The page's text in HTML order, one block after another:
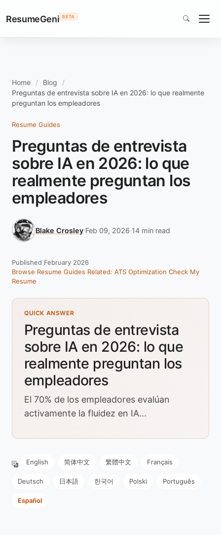
ResumeGeni BETA
Home
Blog
Preguntas de entrevista sobre IA en 2026: lo que realmente
preguntan los empleadores
Resume Guides
Preguntas de entrevista
sobre IA en 2026: lo que
realmente preguntan los
empleadores
Blake Crosley·Feb 09, 2026·14 min read
Published February 2026
Browse Resume Guides Related: ATS Optimization Check My
Resume
QUICK ANSWER
Preguntas de entrevista
sobre IA en 2026: lo que
realmente preguntan los
empleadores
El 70% de los empleadores evalúan
activamente la fluidez en IA...
English 简体中文 繁體中文 Français
Deutsch 日本語 한국어 Polski Português
Español